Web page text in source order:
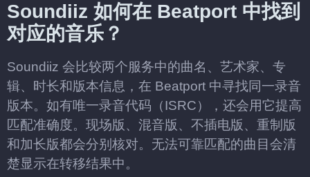
Soundiiz 如何在 Beatport 中找到
对应的音乐？
Soundiiz 会比较两个服务中的曲名、艺术家、专
辑、时长和版本信息，在 Beatport 中寻找同一录音
版本。如有唯一录音代码（ISRC），还会用它提高
匹配准确度。现场版、混音版、不插电版、重制版
和加长版都会分别核对。无法可靠匹配的曲目会清
楚显示在转移结果中。